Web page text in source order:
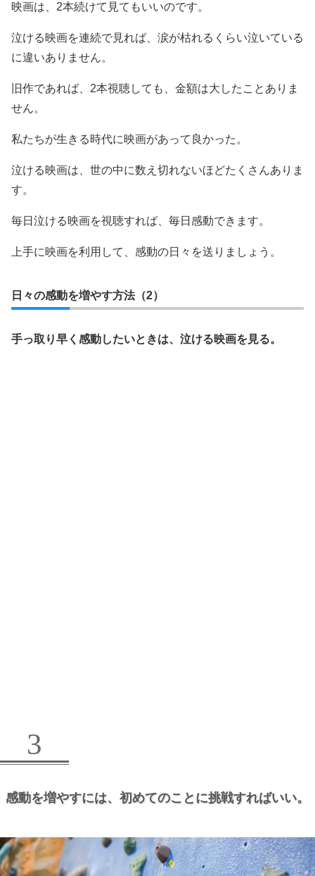
映画は、2本続けて見てもいいのです。
泣ける映画を連続で見れば、涙が枯れるくらい泣いている
に違いありません。
旧作であれば、2本視聴しても、金額は大したことありま
せん。
私たちが生きる時代に映画があって良かった。
泣ける映画は、世の中に数え切れないほどたくさんありま
す。
毎日泣ける映画を視聴すれば、毎日感動できます。
上手に映画を利用して、感動の日々を送りましょう。
日々の感動を増やす方法（2）
手っ取り早く感動したいときは、泣ける映画を見る。
3
感動を増やすには、 初めてのことに挑戦すればいい。